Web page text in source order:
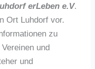
erLeben e.V.
Ort Luhdorf vor.
zu
und
und